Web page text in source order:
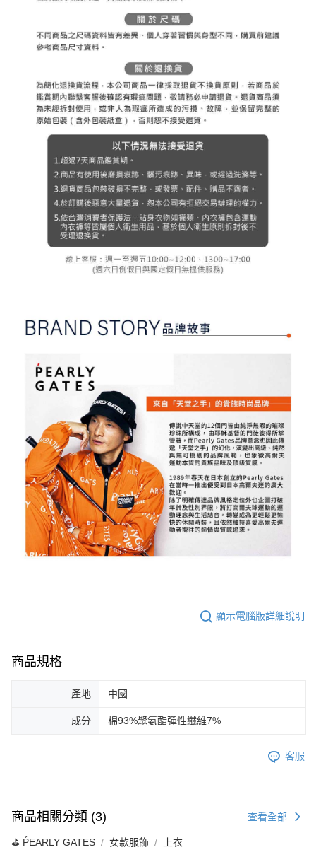
顯示電腦版詳細說明
商品規格
產地 中國
成分 棉93%聚氨酯彈性纖維7%
客服
商品相關分類 (3) 查看全部
⛳️ ṔEARLY GATES 女款服飾 上衣